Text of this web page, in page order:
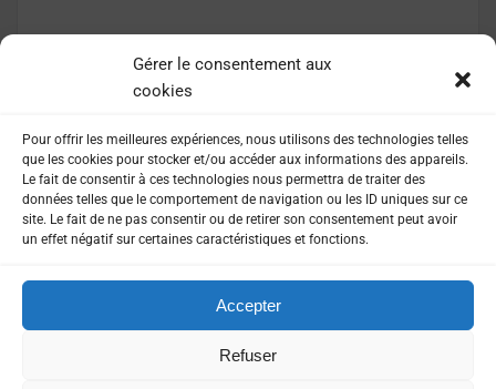
Gérer le consentement aux
cookies
Pour offrir les meilleures expériences, nous utilisons des technologies telles
que les cookies pour stocker et/ou accéder aux informations des appareils.
Le fait de consentir à ces technologies nous permettra de traiter des
données telles que le comportement de navigation ou les ID uniques sur ce
site. Le fait de ne pas consentir ou de retirer son consentement peut avoir
un effet négatif sur certaines caractéristiques et fonctions.
Accepter
Refuser
LIRE LA SUITE
MENTIONS LÉGALES
POLITIQUE DE CONFIDENTIALITÉ